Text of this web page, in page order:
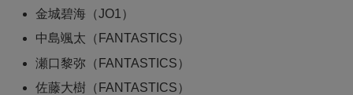
金城碧海（JO1）
中島颯太（FANTASTICS）
瀬口黎弥（FANTASTICS）
佐藤大樹（FANTASTICS）